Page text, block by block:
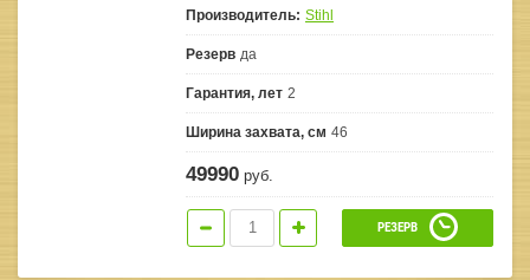
Производитель: Stihl
Резерв да
Гарантия, лет 2
Ширина захвата, см 46
49990 руб.
РЕЗЕРВ